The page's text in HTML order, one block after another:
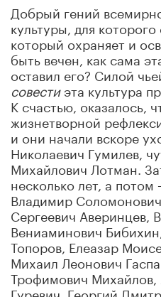
Добрый гений
культуры, для
который охраняет и
быть вечен, как сама
оставил его? Силой
совестиэта культура
К счастью, оказалось,
жизнетворной
и они начали вскоре
Николаевич Гумилев,
Михайлович Лотман.
несколько лет, а
Владимир
Сергеевич Аверинцев,
Вениаминович
Топоров, Елеазар
Михаил Леонович
Трофимович Михайлов,
Гуревич, Георгий